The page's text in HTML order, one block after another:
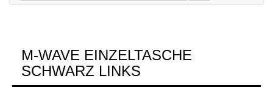
M-WAVE EINZELTASCHE
SCHWARZ LINKS